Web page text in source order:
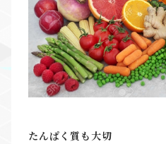
たんぱく質も大切